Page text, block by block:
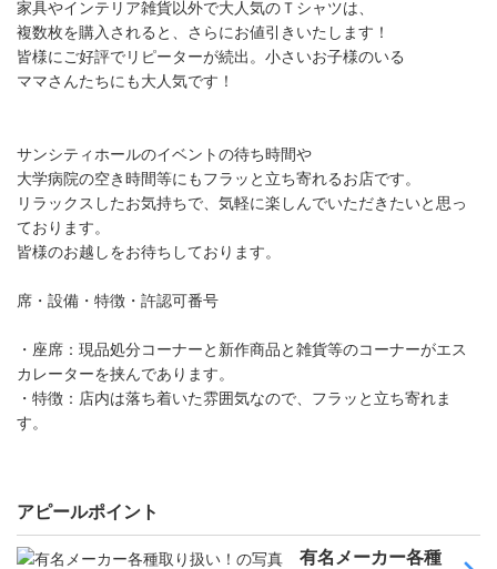
家具やインテリア雑貨以外で大人気のＴシャツは、
複数枚を購入されると、さらにお値引きいたします！
皆様にご好評でリピーターが続出。小さいお子様のいる
ママさんたちにも大人気です！
サンシティホールのイベントの待ち時間や
大学病院の空き時間等にもフラッと立ち寄れるお店です。
リラックスしたお気持ちで、気軽に楽しんでいただきたいと思っ
ております。
皆様のお越しをお待ちしております。
席・設備・特徴・許認可番号
・座席：現品処分コーナーと新作商品と雑貨等のコーナーがエス
カレーターを挟んであります。
・特徴：店内は落ち着いた雰囲気なので、フラッと立ち寄れま
す。
アピールポイント
有名メーカー各種